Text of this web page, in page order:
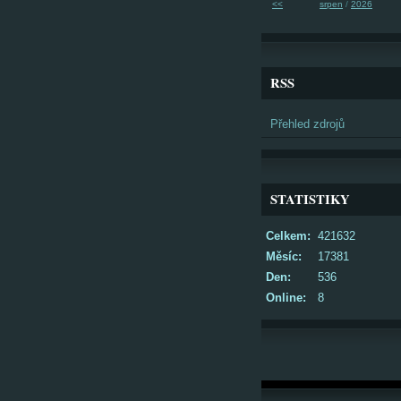
<< srpen / 2026
RSS
Přehled zdrojů
STATISTIKY
Online: 8
Celkem: 421632
Měsíc:
17381
Den:
536